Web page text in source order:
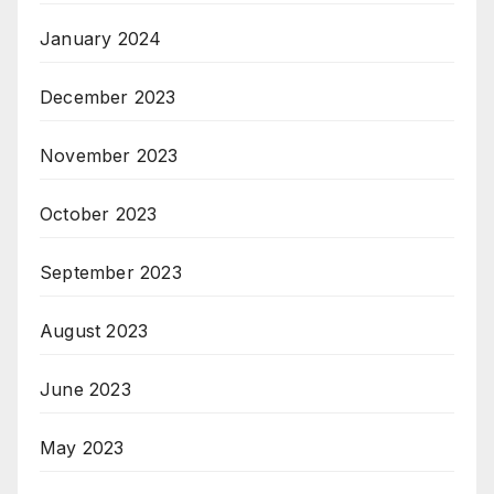
January 2024
December 2023
November 2023
October 2023
September 2023
August 2023
June 2023
May 2023